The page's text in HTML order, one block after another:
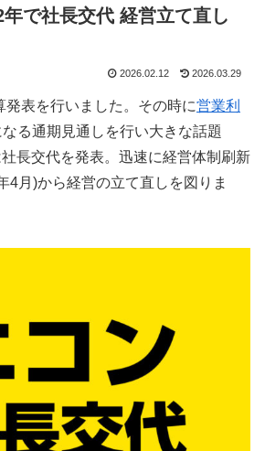
で社長交代 経営立て直し
2026.02.12 2026.03.29
発表を行いました。その時に営業利
なる通期見通しを行い大きな話題
長交代を発表。迅速に経営体制刷新
4月)から経営の立て直しを図りま